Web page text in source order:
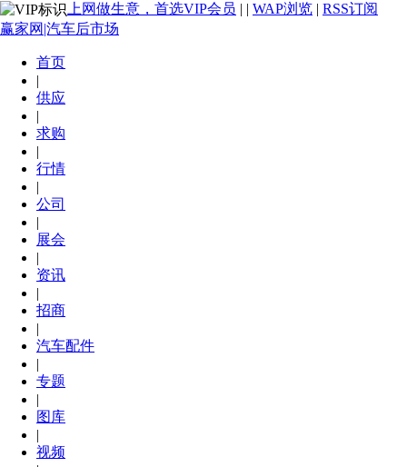
上网做生意，首选VIP会员 | | WAP浏览 | RSS订阅
赢家网|汽车后市场
首页
|
供应
|
求购
|
行情
|
公司
|
展会
|
资讯
|
招商
|
汽车配件
|
专题
|
图库
|
视频